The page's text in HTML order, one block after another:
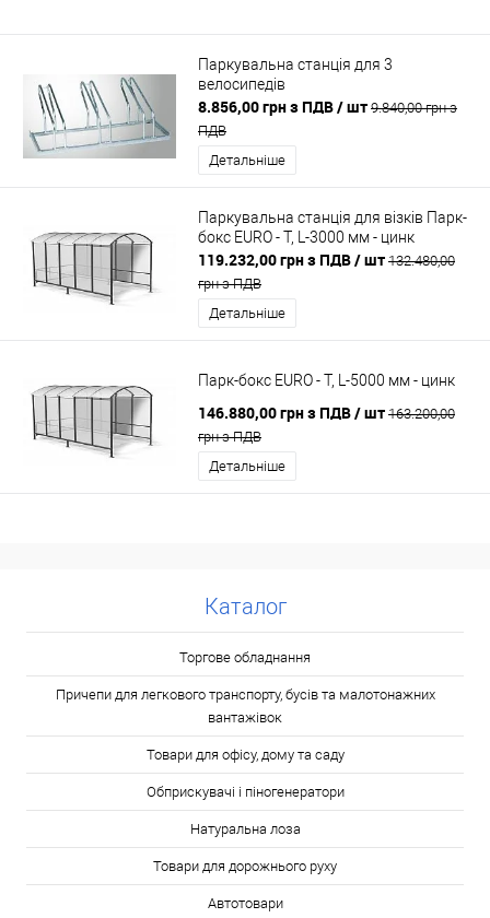
Паркувальна станція для 3
велосипедів
8.856,00 грн з ПДВ/ шт 9.840,00 грн з
ПДВ
Детальніше
Паркувальна станція для візків Парк-
бокс EURO - T, L-3000 мм - цинк
119.232,00 грн з ПДВ/ шт 132.480,00
грн з ПДВ
Детальніше
Парк-бокс EURO - T, L-5000 мм - цинк
146.880,00 грн з ПДВ/ шт 163.200,00
грн з ПДВ
Детальніше
Каталог
Торгове обладнання
Причепи для легкового транспорту, бусів та малотонажних
вантажівок
Товари для офісу, дому та саду
Обприскувачі і піногенератори
Натуральна лоза
Товари для дорожнього руху
Автотовари